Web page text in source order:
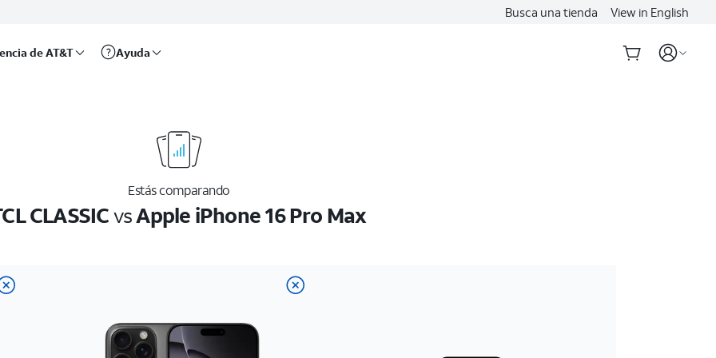
Busca una tienda View in English
de AT&T Ayuda
Estás comparando
CLASSICvsApple iPhone 16 Pro Max